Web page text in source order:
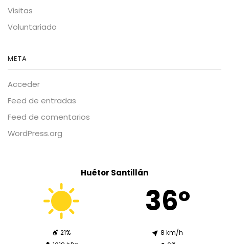
Visitas
Voluntariado
META
Acceder
Feed de entradas
Feed de comentarios
WordPress.org
Huétor Santillán
36º
21%
8 km/h